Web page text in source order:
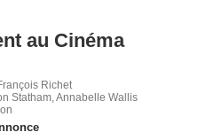
au Cinéma
Richet
Statham, Annabelle Wallis